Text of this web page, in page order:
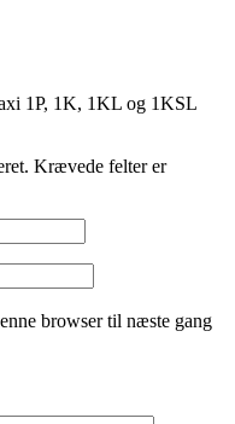
1P, 1K, 1KL og 1KSL
Krævede felter er
browser til næste gang